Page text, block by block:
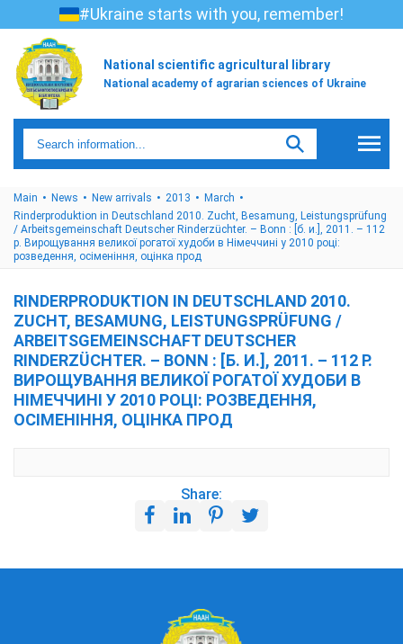
#Ukraine starts with you, remember!
National scientific agricultural library
National academy of agrarian sciences of Ukraine
Main News New arrivals 2013
March
Rinderproduktion in Deutschland 2010. Zucht, Besamung, Leistungsprüfung
/ Arbeitsgemeinschaft Deutscher Rinderzüchter. – Bonn : [б. и.], 2011. – 112
p. Вирощування великої рогатої худоби в Німеччині у 2010 році:
розведення, осіменіння, оцінка прод
RINDERPRODUKTION IN DEUTSCHLAND 2010.
ZUCHT, BESAMUNG, LEISTUNGSPRÜFUNG /
ARBEITSGEMEINSCHAFT DEUTSCHER
RINDERZÜCHTER. – BONN : [Б. И.], 2011. – 112 P.
ВИРОЩУВАННЯ ВЕЛИКОЇ РОГАТОЇ ХУДОБИ В
НІМЕЧЧИНІ У 2010 РОЦІ: РОЗВЕДЕННЯ,
ОСІМЕНІННЯ, ОЦІНКА ПРОД
Share: